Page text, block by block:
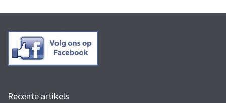
Recente artikels